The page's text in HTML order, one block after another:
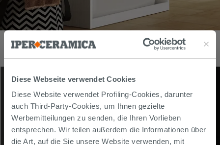
Diese Webseite verwendet Cookies
Diese Website verwendet Profiling-Cookies, darunter
auch Third-Party-Cookies, um Ihnen gezielte
Werbemitteilungen zu senden, die Ihren Vorlieben
entsprechen. Wir teilen außerdem die Informationen über
die Art, auf die Sie unsere Website verwenden, mit
Badmöbel QUBO Waschmaschinenabdeckung Weiß Matt mit
Sherwood Top
367,00€ /stk